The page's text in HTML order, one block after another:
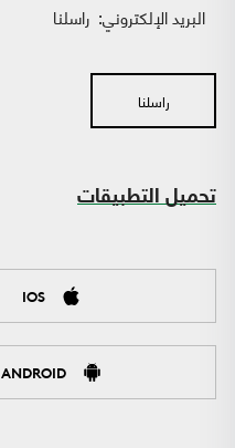
البريد الإلكتروني: راسلنا
راسلنا
تحميل التطبيقات
IOS
ANDROID